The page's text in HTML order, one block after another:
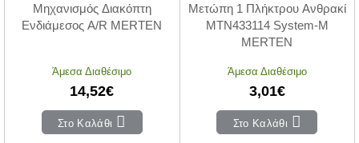
Μηχανισμός Διακόπτη
Ενδιάμεσος A/R MERTEN
Άμεσα Διαθέσιμο
14,52€
Στο Καλάθι
Μετώπη 1 Πλήκτρου Ανθρακί
MTN433114 System-M
MERTEN
Άμεσα Διαθέσιμο
3,01€
Στο Καλάθι